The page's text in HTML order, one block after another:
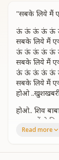
"सबके लिये मैं
ऊं ऊं ऊं ऊं ऊं
सबके लिये मैं
ऊं ऊं ऊं ऊं ऊं
सबके लिये मैं
ऊंं ऊं ऊं ऊं ऊं
सबके लिये मैं
होओ
होओ.. शिव
हम बच्चों से
होओ.. शिव
सबके लिये मैं
Read more